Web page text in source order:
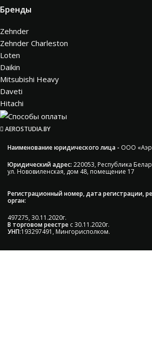
Бренды
Zehnder
Zehnder Charleston
Loten
Daikin
Mitsubishi Heavy
Daveti
Hitachi
AEROSTUDIA.BY
Наименование юридического лица - ООО
Юридический адрес: 220053, Республика
ул. Нововиленская, дом 48, помещение 17
Регистрационный номер, дата регистрации,
орган:
497275, 30.11.2020г.
В торговом реестре с 30.11.2020г.
УНП:193297491, Мингорисполком.